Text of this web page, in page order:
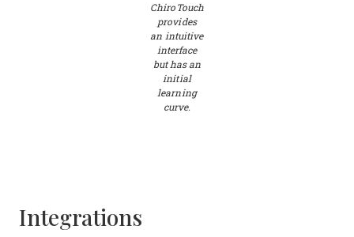
ChiroTouch
provides
an intuitive
interface
but has an
initial
learning
curve.
Integrations